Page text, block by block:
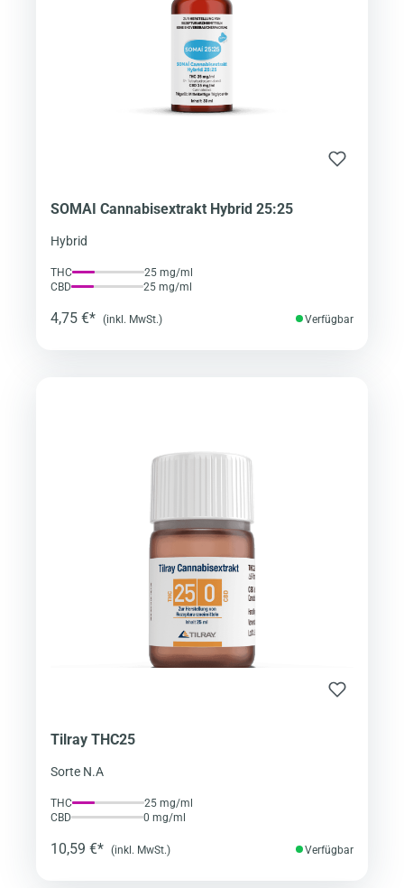
SOMAI Cannabisextrakt Hybrid 25:25
Hybrid
THC
25 mg/ml
CBD
25 mg/ml
4,75 €* (inkl. MwSt.) Verfügbar
Tilray THC25
Sorte N.A
THC
25 mg/ml
CBD
0 mg/ml
10,59 €* (inkl. MwSt.) Verfügbar